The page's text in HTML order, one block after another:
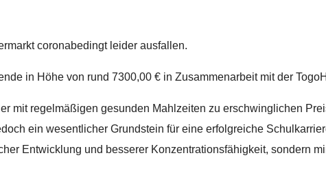
coronabedingt leider ausfallen.
in Höhe von rund 7300,00 € in Zusammenarbeit mit der
mit regelmäßigen gesunden Mahlzeiten zu erschwinglichen
ein wesentlicher Grundstein für eine erfolgreiche
Entwicklung und besserer Konzentrationsfähigkeit, sondern